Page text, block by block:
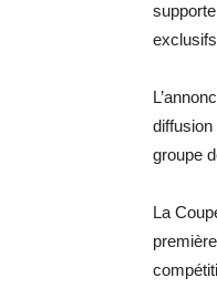
groupe
La